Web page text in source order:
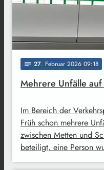
notes 27. Februar 2026 09:18
Mehrere Unfälle
Im Bereich der
Früh schon mehrere
zwischen Metten und
beteiligt, eine Person